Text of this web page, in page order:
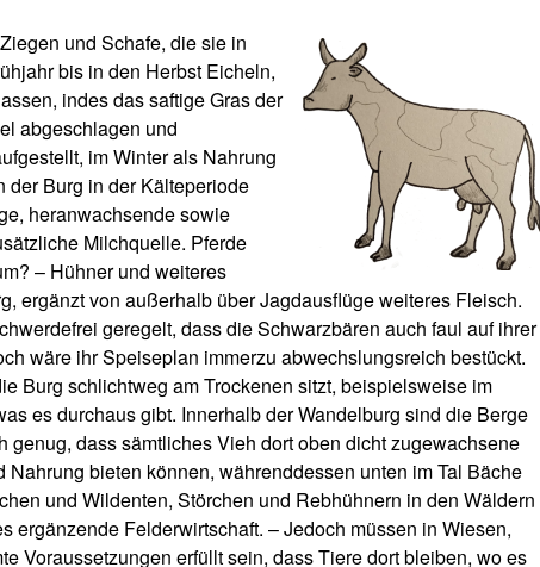
und Schafe, die sie in
bis in den Herbst Eicheln,
indes das saftige Gras der
abgeschlagen und
im Winter als Nahrung
der Burg in der Kälteperiode
heranwachsende sowie
Milchquelle. Pferde
– Hühner und weiteres
ergänzt von außerhalb über Jagdausflüge weiteres Fleisch.
geregelt, dass die Schwarzbären auch faul auf ihrer
wäre ihr Speiseplan immerzu abwechslungsreich bestückt.
Burg schlichtweg am Trockenen sitzt, beispielsweise im
es durchaus gibt. Innerhalb der Wandelburg sind die Berge
genug, dass sämtliches Vieh dort oben dicht zugewachsene
bieten können, währenddessen unten im Tal Bäche
und Wildenten, Störchen und Rebhühnern in den Wäldern
ergänzende Felderwirtschaft. – Jedoch müssen in Wiesen,
Voraussetzungen erfüllt sein, dass Tiere dort bleiben, wo es